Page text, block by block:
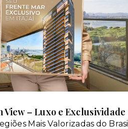
View – Luxo e Exclusividade
Mais Valorizadas do Brasil